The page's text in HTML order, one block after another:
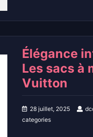
Élégance
Les sacs à
Vuitton
28 juillet, 2025
categories